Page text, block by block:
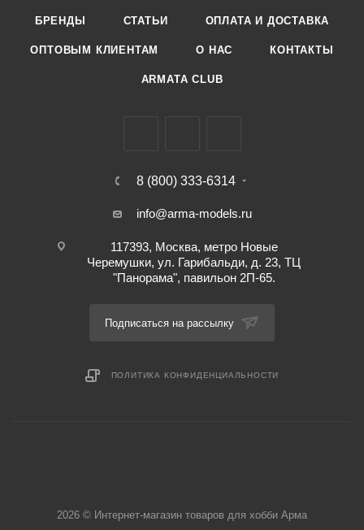
БРЕНДЫ СТАТЬИ ОПЛАТА И ДОСТАВКА
ОПТОВЫМ КЛИЕНТАМ О НАС КОНТАКТЫ
ARMATA CLUB
8 (800) 333-6314
info@arma-models.ru
117393, Москва, метро Новые
Черемушки, ул. Гарибальди, д. 23, ТЦ
"Панорама", павильон 2П-65.
Подписаться на рассылку
ПОЛИТИКА КОНФИДЕНЦИАЛЬНОСТИ
2026 © Интернет-магазин товаров для хобби Арма